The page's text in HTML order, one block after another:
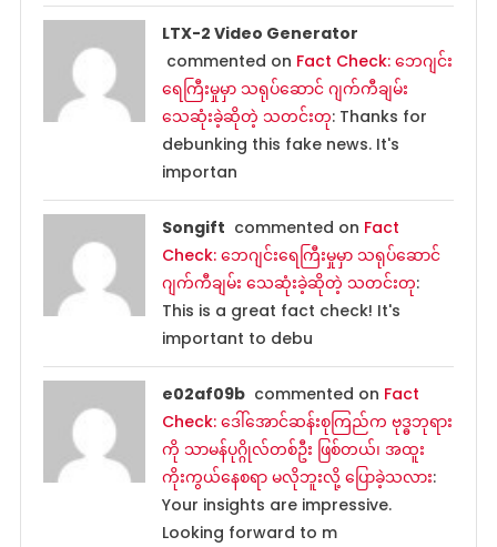
LTX-2 Video Generator
commented on Fact Check: ဘေဂျင်း
ရေကြီးမှုမှာ သရုပ်ဆောင် ဂျက်ကီချမ်း
သေဆုံးခဲ့ဆိုတဲ့ သတင်းတု: Thanks for
debunking this fake news. It's
importan
Songift commented on Fact
Check: ဘေဂျင်းရေကြီးမှုမှာ သရုပ်ဆောင်
ဂျက်ကီချမ်း သေဆုံးခဲ့ဆိုတဲ့ သတင်းတု:
This is a great fact check! It's
important to debu
e02af09b commented on Fact
Check: ဒေါ်အောင်ဆန်းစုကြည်က ဗုဒ္ဓဘုရား
ကို သာမန်ပုဂ္ဂိုလ်တစ်ဦး ဖြစ်တယ်၊ အထူး
ကိုးကွယ်နေစရာ မလိုဘူးလို့ ပြောခဲ့သလား:
Your insights are impressive.
Looking forward to m